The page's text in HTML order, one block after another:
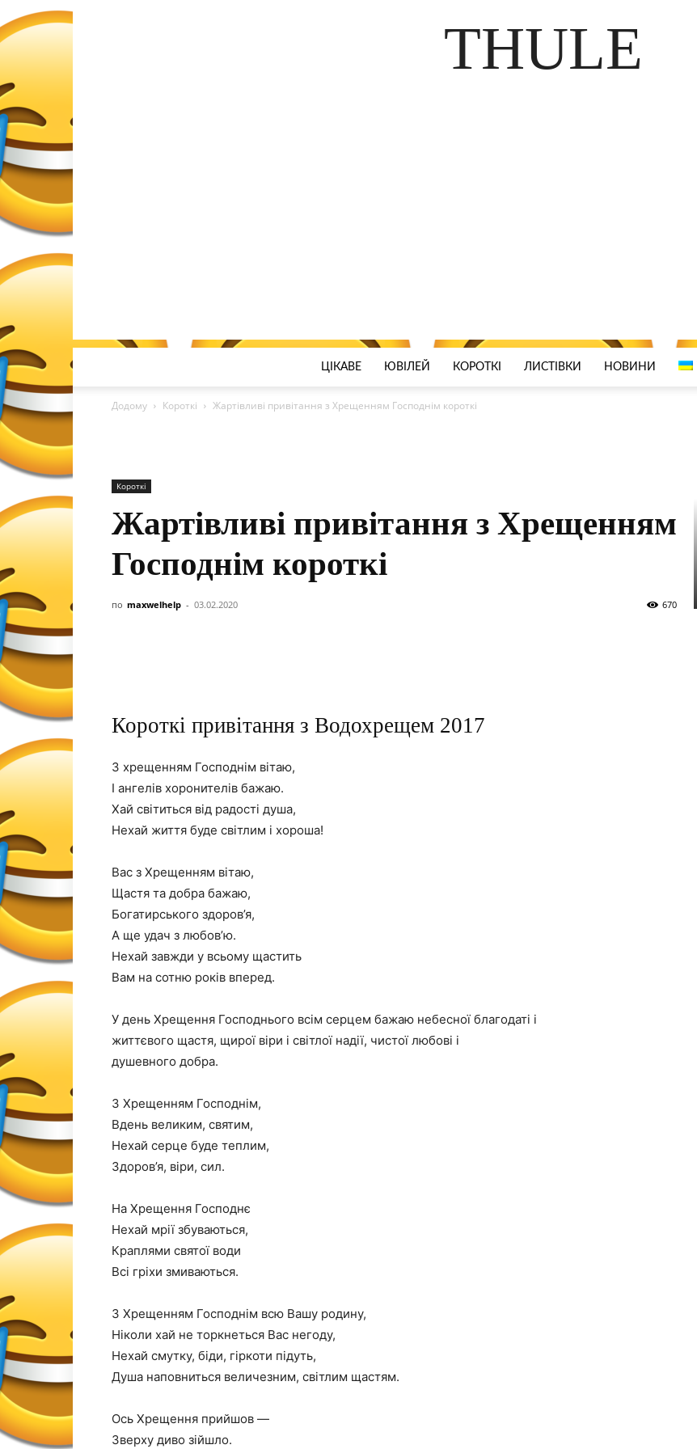
THULE
ЦІКАВЕ ЮВІЛЕЙ КОРОТКІ ЛИСТІВКИ НОВИНИ
Додому Короткі Жартівливі привітання з Хрещенням Господнім короткі
Короткі
Жартівливі привітання з Хрещенням
Господнім короткі
по maxwelhelp - 03.02.2020 670
Короткі привітання з Водохрещем 2017
З хрещенням Господнім вітаю,
І ангелів хоронителів бажаю.
Хай світиться від радості душа,
Нехай життя буде світлим і хороша!
Вас з Хрещенням вітаю,
Щастя та добра бажаю,
Богатирського здоров’я,
А ще удач з любов’ю.
Нехай завжди у всьому щастить
Вам на сотню років вперед.
У день Хрещення Господнього всім серцем бажаю небесної благодаті і
життєвого щастя, щирої віри і світлої надії, чистої любові і
душевного добра.
З Хрещенням Господнім,
Вдень великим, святим,
Нехай серце буде теплим,
Здоров’я, віри, сил.
На Хрещення Господнє
Нехай мрії збуваються,
Краплями святої води
Всі гріхи змиваються.
З Хрещенням Господнім всю Вашу родину,
Ніколи хай не торкнеться Вас негоду,
Нехай смутку, біди, гіркоти підуть,
Душа наповниться величезним, світлим щастям.
Ось Хрещення прийшов —
Зверху диво зійшло.